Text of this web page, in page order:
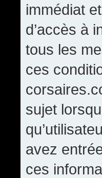
immédiat
d’accès à
tous les
ces
sujet
avez
ces